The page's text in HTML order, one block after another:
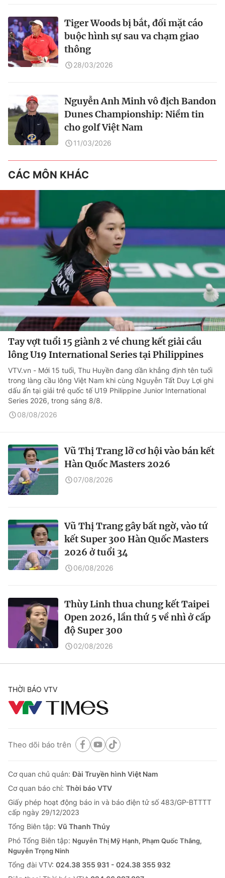
Tiger Woods bị bắt, đối mặt cáo
buộc hình sự sau va chạm giao
thông
28/03/2026
Nguyễn Anh Minh vô địch Bandon
Dunes Championship: Niềm tin
cho golf Việt Nam
11/03/2026
CÁC MÔN KHÁC
Tay vợt tuổi 15 giành 2 vé chung kết giải cầu
lông U19 International Series tại Philippines
VTV.vn - Mới 15 tuổi, Thu Huyền đang dần khẳng định tên tuổi
trong làng cầu lông Việt Nam khi cùng Nguyễn Tất Duy Lợi ghi
dấu ấn tại giải trẻ quốc tế U19 Philippine Junior International
Series 2026, trong sáng 8/8.
08/08/2026
Vũ Thị Trang lỡ cơ hội vào bán kết
Hàn Quốc Masters 2026
07/08/2026
Vũ Thị Trang gây bất ngờ, vào tứ
kết Super 300 Hàn Quốc Masters
2026 ở tuổi 34
06/08/2026
Thùy Linh thua chung kết Taipei
Open 2026, lần thứ 5 về nhì ở cấp
độ Super 300
02/08/2026
THỜI BÁO VTV
Theo dõi báo trên
Cơ quan chủ quản:Đài Truyền hình Việt Nam
Cơ quan báo chí: Thời báo VTV
Giấy phép hoạt động báo in và báo điện tử số 483/GP-BTTTT
cấp ngày 29/12/2023
Tổng Biên tập: Vũ Thanh Thủy
Phó Tổng Biên tập: Nguyễn Thị Mỹ Hạnh, Phạm Quốc Thắng,
Nguyễn Trọng Ninh
Tổng đài VTV: 024.38 355 931 - 024.38 355 932